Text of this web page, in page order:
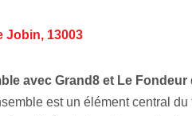
Jobin, 13003
avec Grand8 et Le Fondeur
est un élément central